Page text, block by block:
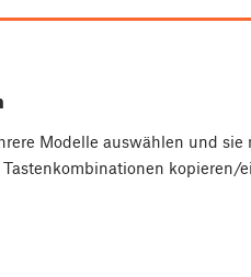
Modelle auswählen und
kopieren/